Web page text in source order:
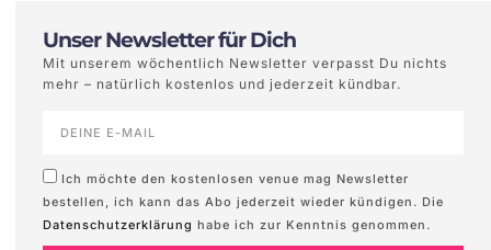
Unser Newsletter für Dich
Mit unserem wöchentlich Newsletter verpasst Du nichts
mehr – natürlich kostenlos und jederzeit kündbar.
Ich möchte den kostenlosen venue mag Newsletter
bestellen, ich kann das Abo jederzeit wieder kündigen. Die
Datenschutzerklärung habe ich zur Kenntnis genommen.